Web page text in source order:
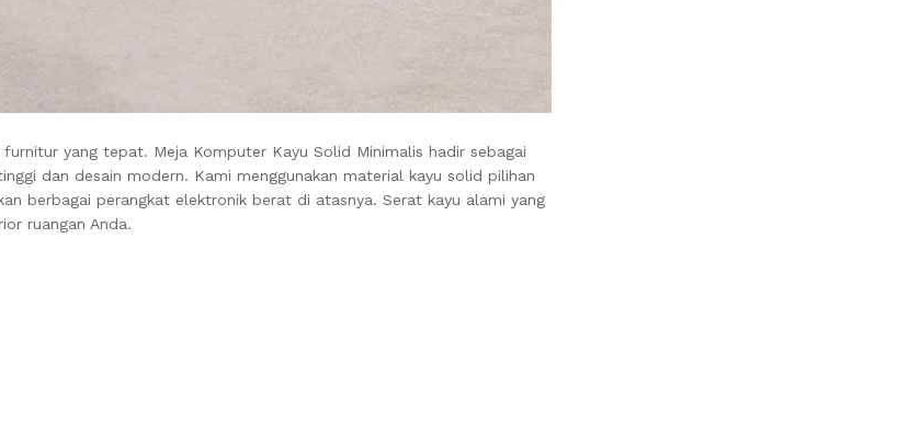
yang tepat. Meja Komputer Kayu Solid Minimalis hadir sebagai
dan desain modern. Kami menggunakan material kayu solid pilihan
berbagai perangkat elektronik berat di atasnya. Serat kayu alami yang
ruangan Anda.